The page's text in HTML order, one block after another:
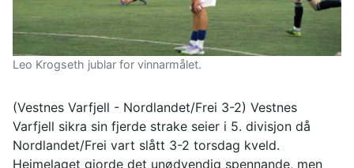
Leo Krogseth jublar for vinnarmålet.
(Vestnes Varfjell - Nordlandet/Frei 3-2) Vestnes
Varfjell sikra sin fjerde strake seier i 5. divisjon då
Nordlandet/Frei vart slått 3-2 torsdag kveld.
Heimelaget gjorde det unødvendig spennande, men